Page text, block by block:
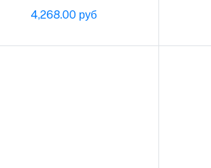
4,268.00 руб